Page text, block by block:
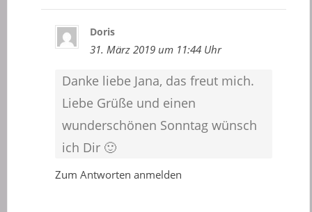
Doris
31. März 2019 um 11:44 Uhr
Danke liebe Jana, das freut mich.
Liebe Grüße und einen
wunderschönen Sonntag wünsch
ich Dir 🙂
Zum Antworten anmelden